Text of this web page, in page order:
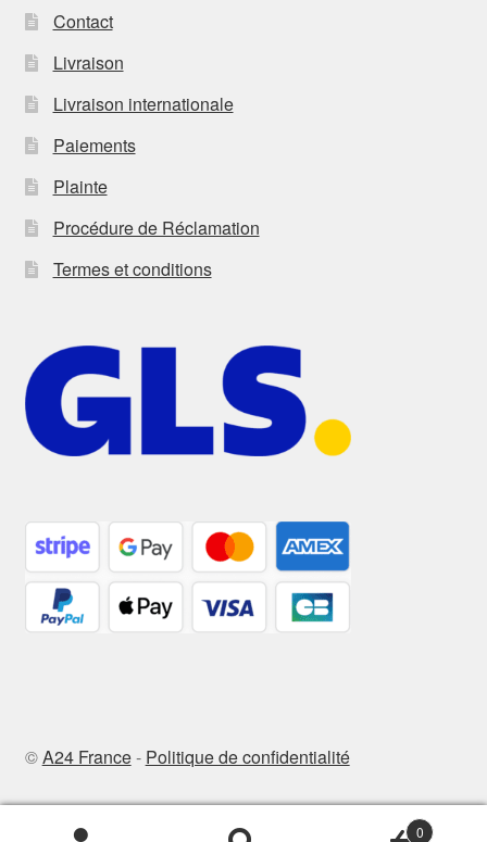
Contact
Livraison
Livraison internationale
Paiements
Plainte
Procédure de Réclamation
Termes et conditions
©A24 France- Politique de confidentialité
0